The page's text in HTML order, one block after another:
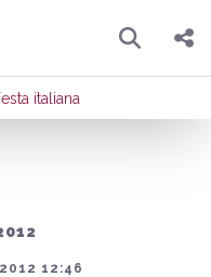
Pesquisar
Compartilhar
italiana
12:46